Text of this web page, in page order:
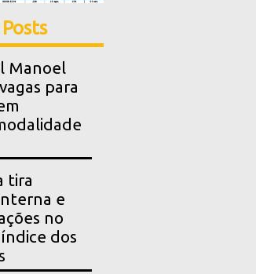
Manoel
para
tira
e
no
dos